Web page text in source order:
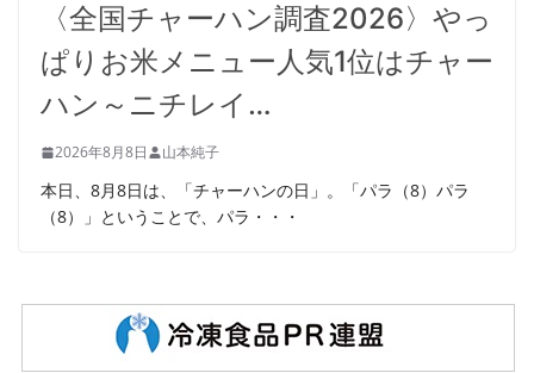
〈全国チャーハン調査2026〉やっ
ぱりお米メニュー人気1位はチャー
ハン～ニチレイ…
2026年8月8日 山本純子
本日、8月8日は、「チャーハンの日」。「パラ（8）パラ
（8）」ということで、パラ・・・